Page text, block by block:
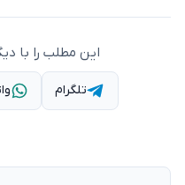
این مطلب را با
تلگرام